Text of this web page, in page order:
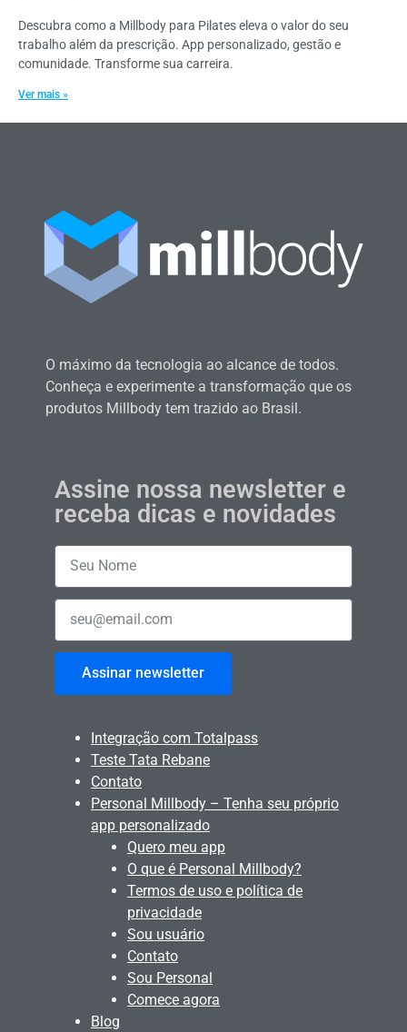
Descubra como a Millbody para Pilates eleva o valor do seu
trabalho além da prescrição. App personalizado, gestão e
comunidade. Transforme sua carreira.
Ver mais »
O máximo da tecnologia ao alcance de todos.
Conheça e experimente a transformação que os
produtos Millbody tem trazido ao Brasil.
Assine nossa newsletter e
receba dicas e novidades
Assinar newsletter
Integração com Totalpass
Teste Tata Rebane
Contato
Personal Millbody – Tenha seu próprio
app personalizado
Quero meu app
O que é Personal Millbody?
Termos de uso e política de
privacidade
Sou usuário
Contato
Sou Personal
Comece agora
Blog